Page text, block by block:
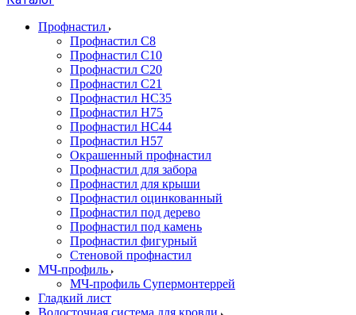
Профнастил
Профнастил С8
Профнастил С10
Профнастил С20
Профнастил С21
Профнастил НС35
Профнастил Н75
Профнастил HC44
Профнастил Н57
Окрашенный профнастил
Профнастил для забора
Профнастил для крыши
Профнастил оцинкованный
Профнастил под дерево
Профнастил под камень
Профнастил фигурный
Стеновой профнастил
МЧ-профиль
МЧ-профиль Супермонтеррей
Гладкий лист
Водосточная система для кровли